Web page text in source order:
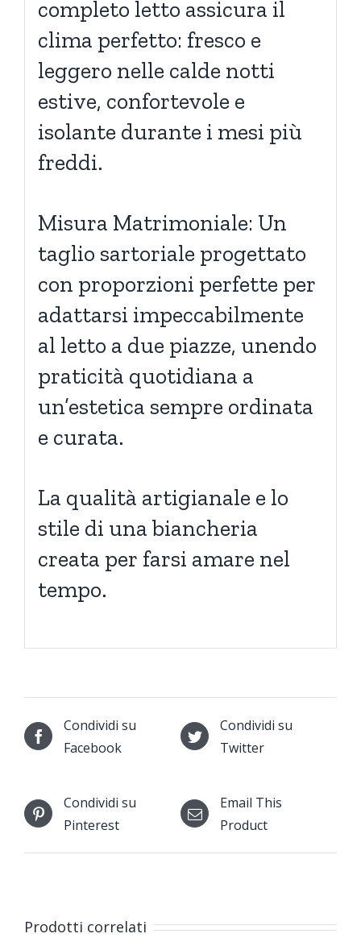
completo letto assicura il
clima perfetto: fresco e
leggero nelle calde notti
estive, confortevole e
isolante durante i mesi più
freddi.
Misura Matrimoniale: Un
taglio sartoriale progettato
con proporzioni perfette per
adattarsi impeccabilmente
al letto a due piazze, unendo
praticità quotidiana a
un’estetica sempre ordinata
e curata.
La qualità artigianale e lo
stile di una biancheria
creata per farsi amare nel
tempo.
Condividi su
Facebook
Condividi su
Twitter
Condividi su
Pinterest
Email This
Product
Prodotti correlati